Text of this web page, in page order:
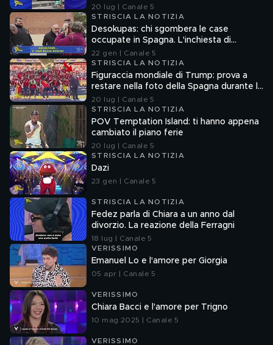
aborto e maternità
20 lug | Canale 5
STRISCIA LA NOTIZIA
Desokupas: chi sgombera le case
occupate in Spagna. L'inchiesta di
Francesco Mazza
22 gen | Canale 5
STRISCIA LA NOTIZIA
Figuraccia mondiale di Trump: prova a
restare nella foto della Spagna durante la
premiazione
20 lug | Canale 5
STRISCIA LA NOTIZIA
POV Temptation Island: ti hanno appena
cambiato il piano ferie
20 lug | Canale 5
STRISCIA LA NOTIZIA
Dazi
23 gen | Canale 5
STRISCIA LA NOTIZIA
Fedez parla di Chiara a un anno dal
divorzio. La reazione della Ferragni
18 lug | Canale 5
VERISSIMO
Emanuel Lo e l'amore per Giorgia
05 apr | Canale 5
VERISSIMO
Chiara Bacci e l'amore per Trigno
10 mag 2025 | Canale 5
VERISSIMO